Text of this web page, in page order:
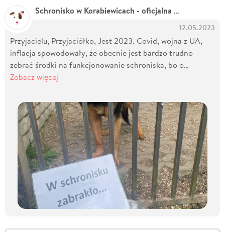
Schronisko w Korabiewicach - oficjalna strona
12.05.2023
Przyjacielu, Przyjaciółko, Jest 2023. Covid, wojna z UA,
inflacja spowodowały, że obecnie jest bardzo trudno
zebrać środki na funkcjonowanie schroniska, bo o…
Zobacz więcej